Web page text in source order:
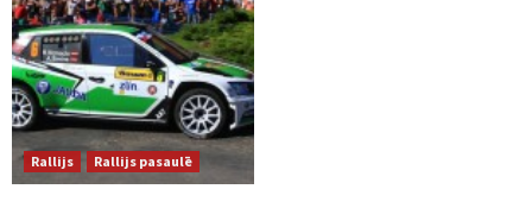
Rallijs Rallijs pasaulē